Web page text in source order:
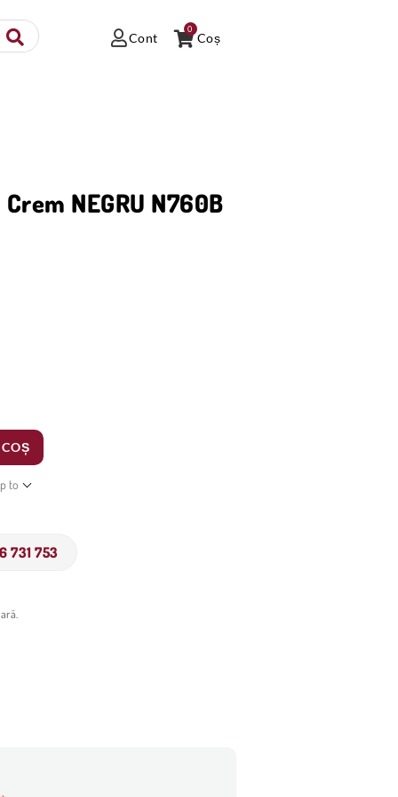
Cont Coș
0
NEGRU N760B
to
731 753